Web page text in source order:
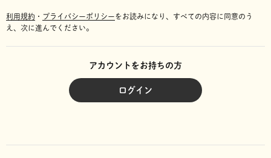
利用規約 ・ プライバシーポリシーをお読みになり、 すべての内容に同意のう
え、次に進んでください。
アカウントをお持ちの方
ログイン